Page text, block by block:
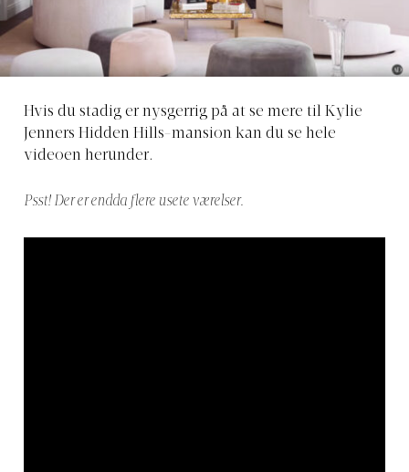
Hvis du stadig er nysgerrig på at se mere til Kylie
Jenners Hidden Hills-mansion kan du se hele
videoen herunder.
Psst! Der er endda flere usete værelser.